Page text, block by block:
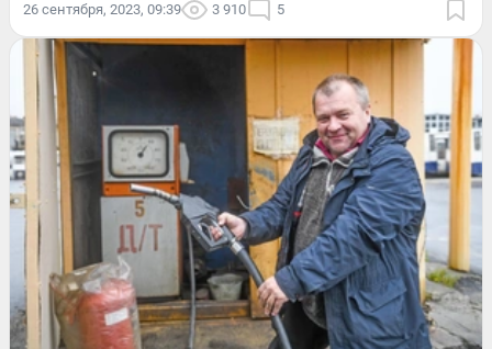
26 сентября, 2023, 09:39 3 910 5